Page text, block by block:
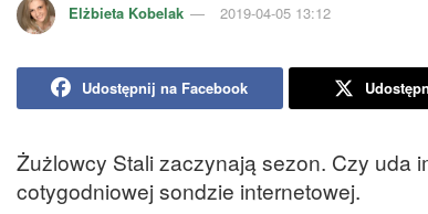
Elżbieta Kobelak 2019-04-05 13:12
Udostępnij na Facebook
Żużlowcy Stali zaczynają sezon. Czy uda
cotygodniowej sondzie internetowej.